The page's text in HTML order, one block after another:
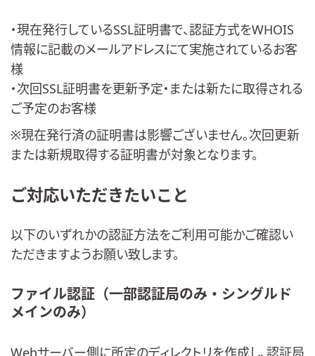
・現在発行しているSSL証明書で、認証方式をWHOIS
情報に記載のメールアドレスにて実施されているお客
様
・次回SSL証明書を更新予定・または新たに取得される
ご予定のお客様
※現在発行済の証明書は影響ございません。次回更新
または新規取得する証明書が対象となります。
ご対応いただきたいこと
以下のいずれかの認証方法をご利用可能かご確認い
ただきますようお願い致します。
ファイル認証（一部認証局のみ・シングルド
メインのみ）
Webサーバー側に所定のディレクトリを作成し、認証局